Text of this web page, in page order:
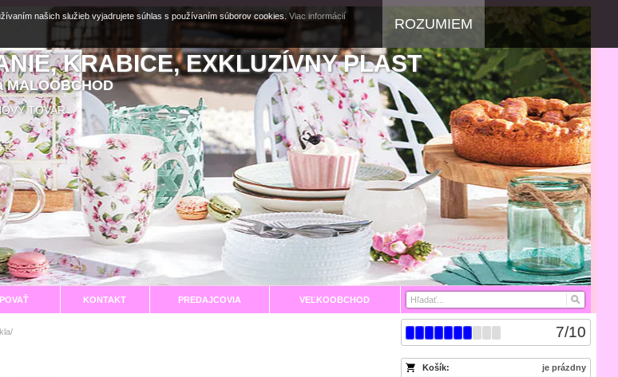
KRABICE, EXKLUZÍVNY PLAST
MALOOBCHOD
TOVAR
KONTAKT PREDAJCOVIA VEĽKOOBCHOD
7/10
Košík: je prázdny
našich služieb vyjadrujete súhlas s používaním súborov cookies. Viac informácií
ROZUMIEM